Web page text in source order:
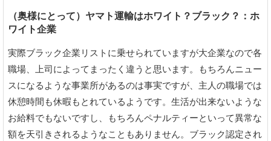
（奥様にとって）ヤマト運輸はホワイト？ブラック？：ホ
ワイト企業
実際ブラック企業リストに乗せられていますが大企業なので各
職場、上司によってまったく違うと思います。もちろんニュー
スになるような事業所があるのは事実ですが、主人の職場では
休憩時間も休暇もとれているようです。生活が出来ないような
お給料でもないですし、もちろんペナルティーといって異常な
額を天引きされるようなこともありません。ブラック認定され